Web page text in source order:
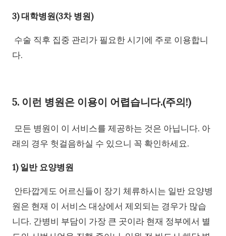
3) 대학병원(3차 병원)
수술 직후 집중 관리가 필요한 시기에 주로 이용합니
다.
5. 이런 병원은 이용이 어렵습니다.(주의!)
모든 병원이 이 서비스를 제공하는 것은 아닙니다. 아
래의 경우 헛걸음하실 수 있으니 꼭 확인하세요.
1) 일반 요양병원
안타깝게도 어르신들이 장기 체류하시는 일반 요양병
원은 현재 이 서비스 대상에서 제외되는 경우가 많습
니다. 간병비 부담이 가장 큰 곳이라 현재 정부에서 별